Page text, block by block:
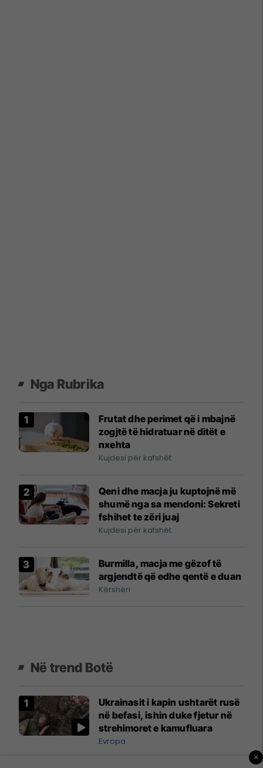
Nga Rubrika
Frutat dhe perimet që i mbajnë
zogjtë të hidratuar në ditët e
nxehta
Kujdesi për kafshët
Qeni dhe macja ju kuptojnë më
shumë nga sa mendoni: Sekreti
fshihet te zëri juaj
Kujdesi për kafshët
Burmilla, macja me gëzof të
argjendtë që edhe qentë e duan
Kërshëri
Në trend Botë
Ukrainasit i kapin ushtarët rusë
në befasi, ishin duke fjetur në
strehimoret e kamufluara
Evropa
×